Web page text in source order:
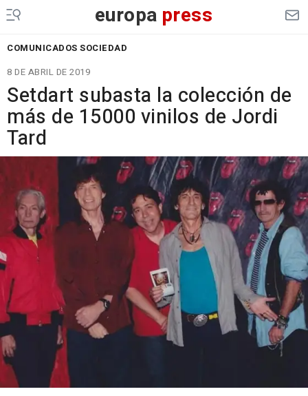
europa press
COMUNICADOS SOCIEDAD
8 DE ABRIL DE 2019
Setdart subasta la colección de
más de 15000 vinilos de Jordi
Tard